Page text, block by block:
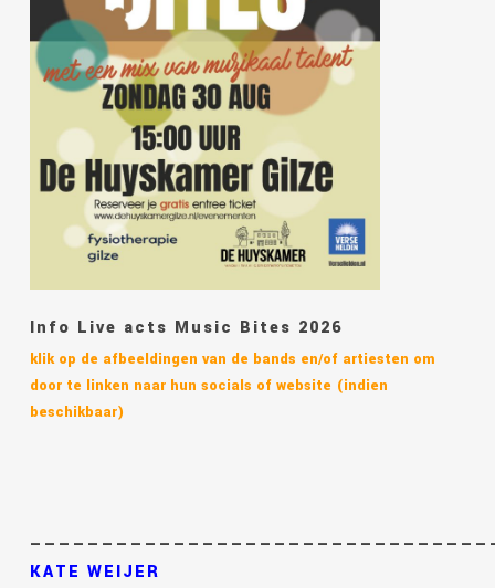
Info Live acts Music Bites 2026
klik op de afbeeldingen van de bands en/of artiesten om
door te linken naar hun socials of website (indien
beschikbaar)
KATE WEIJER